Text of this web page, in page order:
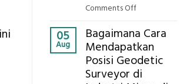
Estimasi
Biaya
Per
m²
Comments Offon
Pemetaan
Drone
LiDAR
Mataram,
05
Aug
Bagaimana Cara
Mendapatkan
Posisi Geodetic
Surveyor di